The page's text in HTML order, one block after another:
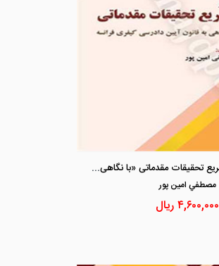
نقش مواعد در تسریع تحقیقات مقدماتی «با نگاهی به قانون آیین دادرسی کیفری فرانسه»
مصطفي امين پور
۴,۶۰۰,۰۰۰ریال